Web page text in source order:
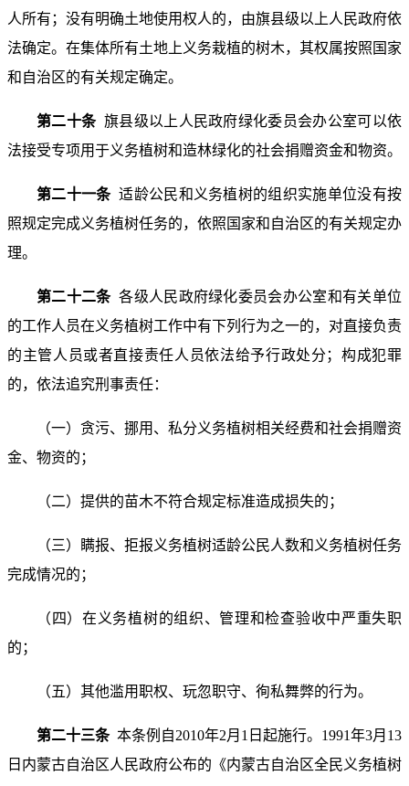
人所有；没有明确土地使用权人的，由旗县级以上人民政府依
法确定。在集体所有土地上义务栽植的树木，其权属按照国家
和自治区的有关规定确定。
第二十条 旗县级以上人民政府绿化委员会办公室可以依
法接受专项用于义务植树和造林绿化的社会捐赠资金和物资。
第二十一条适龄公民和义务植树的组织实施单位没有按
照规定完成义务植树任务的，依照国家和自治区的有关规定办
理。
第二十二条各级人民政府绿化委员会办公室和有关单位
的工作人员在义务植树工作中有下列行为之一的，对直接负责
的主管人员或者直接责任人员依法给予行政处分；构成犯罪
的，依法追究刑事责任：
（一）贪污、挪用、私分义务植树相关经费和社会捐赠资
金、物资的；
（二）提供的苗木不符合规定标准造成损失的；
（三）瞒报、拒报义务植树适龄公民人数和义务植树任务
完成情况的；
（四）在义务植树的组织、管理和检查验收中严重失职
的；
（五）其他滥用职权、玩忽职守、徇私舞弊的行为。
第二十三条 本条例自2010年2月1日起施行。1991年3月13
日内蒙古自治区人民政府公布的《内蒙古自治区全民义务植树